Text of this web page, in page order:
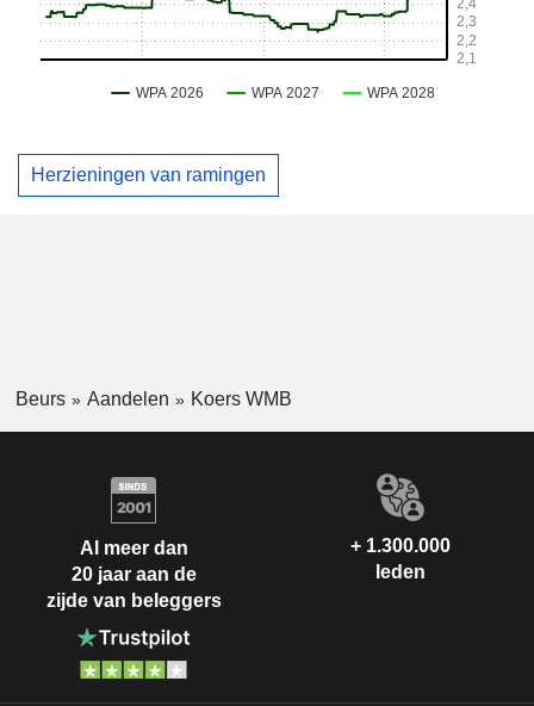
Herzieningen van ramingen
Beurs Aandelen Koers WMB
Al meer dan
20 jaar aan de
zijde van beleggers
+ 1.300.000
leden